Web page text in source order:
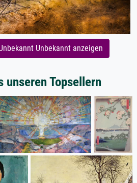
Unbekannt anzeigen
unseren Topsellern